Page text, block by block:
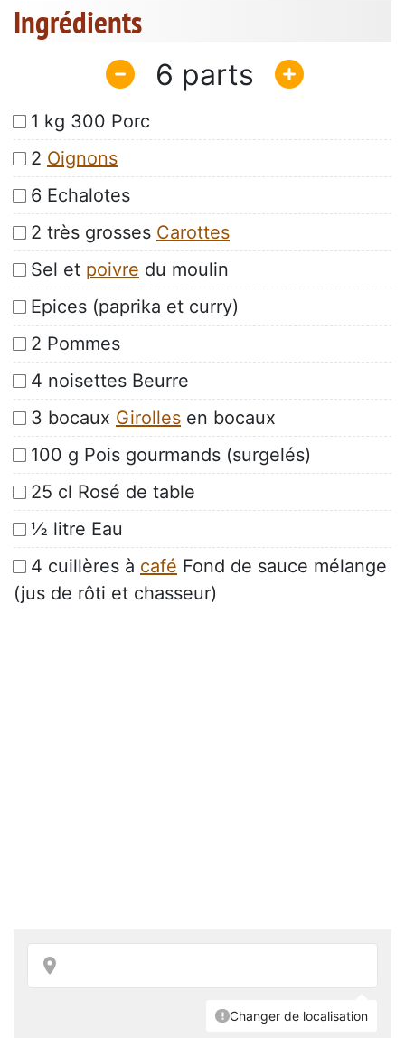
Ingrédients
6
1 kg 300 Porc
2 Oignons
6 Echalotes
2 très grosses Carottes
Sel et poivre du moulin
Epices (paprika et curry)
2 Pommes
4 noisettes Beurre
3 bocaux Girolles en bocaux
100 g Pois gourmands (surgelés)
25 cl Rosé de table
½ litre Eau
4 cuillères à café Fond de sauce mélange
(jus de rôti et chasseur)